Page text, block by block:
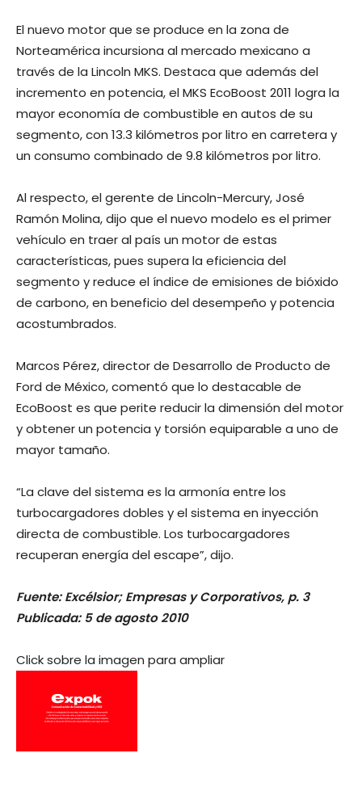
El nuevo motor que se produce en la zona de
Norteamérica incursiona al mercado mexicano a
través de la Lincoln MKS. Destaca que además del
incremento en potencia, el MKS EcoBoost 2011 logra la
mayor economía de combustible en autos de su
segmento, con 13.3 kilómetros por litro en carretera y
un consumo combinado de 9.8 kilómetros por litro.
Al respecto, el gerente de Lincoln-Mercury, José
Ramón Molina, dijo que el nuevo modelo es el primer
vehículo en traer al país un motor de estas
características, pues supera la eficiencia del
segmento y reduce el índice de emisiones de bióxido
de carbono, en beneficio del desempeño y potencia
acostumbrados.
Marcos Pérez, director de Desarrollo de Producto de
Ford de México, comentó que lo destacable de
EcoBoost es que perite reducir la dimensión del motor
y obtener un potencia y torsión equiparable a uno de
mayor tamaño.
“La clave del sistema es la armonía entre los
turbocargadores dobles y el sistema en inyección
directa de combustible. Los turbocargadores
recuperan energía del escape”, dijo.
Fuente: Excélsior; Empresas y Corporativos, p. 3
Publicada: 5 de agosto 2010
Click sobre la imagen para ampliar